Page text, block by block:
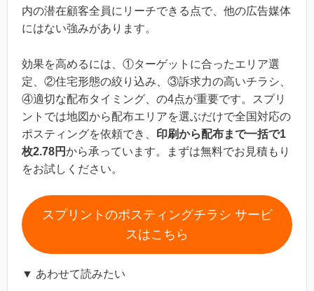
内の潜在顧客全員にリーチできる点で、他の広告媒体
にはない強みがあります。
効果を高めるには、①ターゲットに合ったエリア選
定、②住宅形態の絞り込み、③訴求力の高いチラシ、
④適切な配布タイミング、の4点が重要です。スプリ
ントでは地図から配布エリアを選ぶだけで全国対応の
ポスティングを依頼でき、
印刷から配布まで一括で1
枚2.78円から承っています。まずは無料でお見積もり
をお試しください。
スプリントのポスティングチラシ サービ
スはこちら
▼ あわせて読みたい